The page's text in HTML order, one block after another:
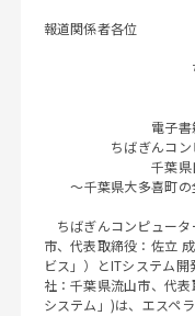
報道関係者各位
電子書
ちばぎんコ
千葉県
～千葉県大多喜町
ちばぎんコンピュータ
市、代表取締役：佐立
ビス」）とITシステム
社：千葉県流山市、代
システム」)は、エスペ